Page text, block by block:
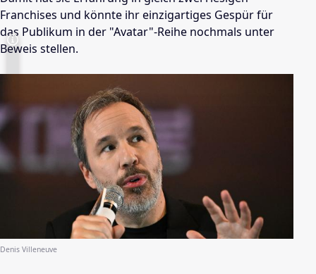
Franchises und könnte ihr einzigartiges Gespür für
das Publikum in der "Avatar"-Reihe nochmals unter
Beweis stellen.
Denis Villeneuve